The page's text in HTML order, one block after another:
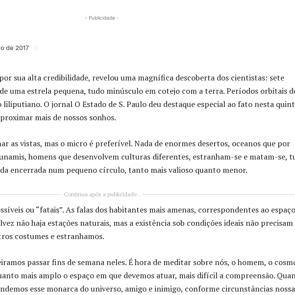
- Publicidade -
de 2017
sua alta credibilidade, revelou uma magnífica descoberta dos cientistas: sete
uma estrela pequena, tudo minúsculo em cotejo com a terra. Períodos orbitais
liliputiano. O jornal O Estado de S. Paulo deu destaque especial ao fato nesta
mais de nossos sonhos.
as vistas, mas o micro é preferível. Nada de enormes desertos, oceanos que por
homens que desenvolvem culturas diferentes, estranham-se e matam-se,
encerrada num pequeno círculo, tanto mais valioso quanto menor.
Continua após a publicidade..
ou “fatais”. As falas dos habitantes mais amenas, correspondentes ao
não haja estações naturais, mas a existência sob condições ideais não precisam
costumes e estranhamos.
passar fins de semana neles. É hora de meditar sobre nós, o homem, o
mais amplo o espaço em que devemos atuar, mais difícil a compreensão.
esse monarca do universo, amigo e inimigo, conforme circunstâncias